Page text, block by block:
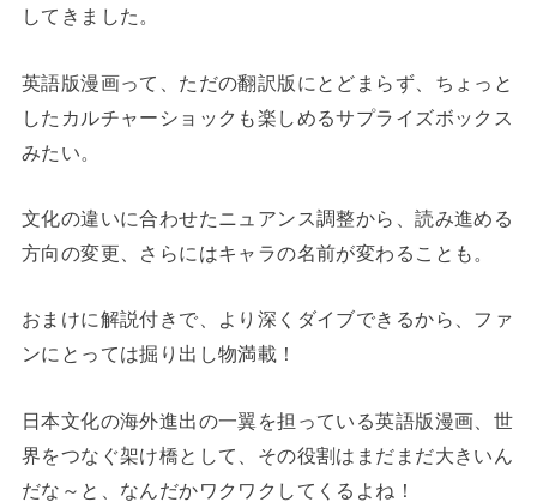
してきました。
英語版漫画って、ただの翻訳版にとどまらず、ちょっと
したカルチャーショックも楽しめるサプライズボックス
みたい。
文化の違いに合わせたニュアンス調整から、読み進める
方向の変更、さらにはキャラの名前が変わることも。
おまけに解説付きで、より深くダイブできるから、ファ
ンにとっては掘り出し物満載！
日本文化の海外進出の一翼を担っている英語版漫画、世
界をつなぐ架け橋として、その役割はまだまだ大きいん
だな～と、なんだかワクワクしてくるよね！